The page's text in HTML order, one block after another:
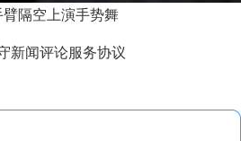
隔空上演手势舞
新闻评论服务协议